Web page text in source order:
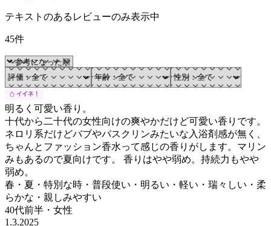
テキストのあるレビューのみ表示中
45件
明るく可愛い香り。
十代から二十代の女性向けの爽やかだけど可愛い香りです。
ネロリ系だけどバブやバスクリンみたいな入浴剤感が無く、
ちゃんとファッション香水って感じの香りがします。マリン
みもあるので夏向けです。 香りはやや弱め。持続力もやや
弱め。
春・夏・特別な時・普段使い・明るい・軽い・瑞々しい・柔
らかな・親しみやすい
40代前半 ・ 女性
1.3.2025